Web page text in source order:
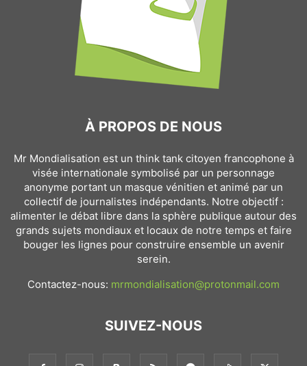
À PROPOS DE NOUS
Mr Mondialisation est un think tank citoyen francophone à
visée internationale symbolisé par un personnage
anonyme portant un masque vénitien et animé par un
collectif de journalistes indépendants. Notre objectif :
alimenter le débat libre dans la sphère publique autour des
grands sujets mondiaux et locaux de notre temps et faire
bouger les lignes pour construire ensemble un avenir
serein.
Contactez-nous: mrmondialisation@protonmail.com
SUIVEZ-NOUS